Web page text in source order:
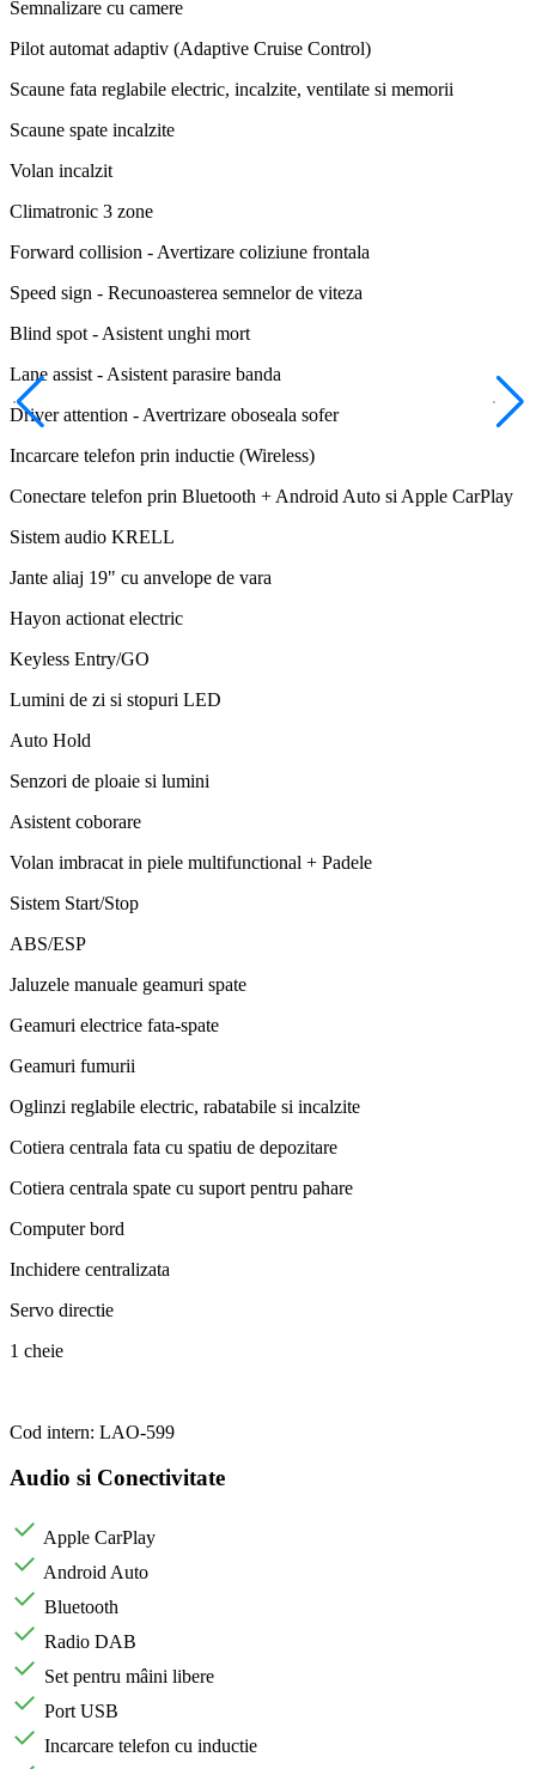
Semnalizare cu camere
Pilot automat adaptiv (Adaptive Cruise Control)
Scaune fata reglabile electric, incalzite, ventilate si memorii
Scaune spate incalzite
Volan incalzit
Climatronic 3 zone
Forward collision - Avertizare coliziune frontala
Speed sign - Recunoasterea semnelor de viteza
Blind spot - Asistent unghi mort
Lane assist - Asistent parasire banda
Driver attention - Avertrizare oboseala sofer
Incarcare telefon prin inductie (Wireless)
Conectare telefon prin Bluetooth + Android Auto si Apple CarPlay
Sistem audio KRELL
Jante aliaj 19" cu anvelope de vara
Hayon actionat electric
Keyless Entry/GO
Lumini de zi si stopuri LED
Auto Hold
Senzori de ploaie si lumini
Asistent coborare
Volan imbracat in piele multifunctional + Padele
Sistem Start/Stop
ABS/ESP
Jaluzele manuale geamuri spate
Geamuri electrice fata-spate
Geamuri fumurii
Oglinzi reglabile electric, rabatabile si incalzite
Cotiera centrala fata cu spatiu de depozitare
Cotiera centrala spate cu suport pentru pahare
Computer bord
Inchidere centralizata
Servo directie
1 cheie
Cod intern: LAO-599
Audio si Conectivitate
Apple CarPlay
Android Auto
Bluetooth
Radio DAB
Set pentru mâini libere
Port USB
Incarcare telefon cu inductie